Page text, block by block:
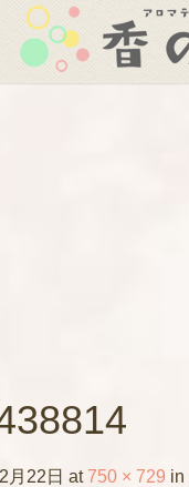
月22日 at 750 × 729 in